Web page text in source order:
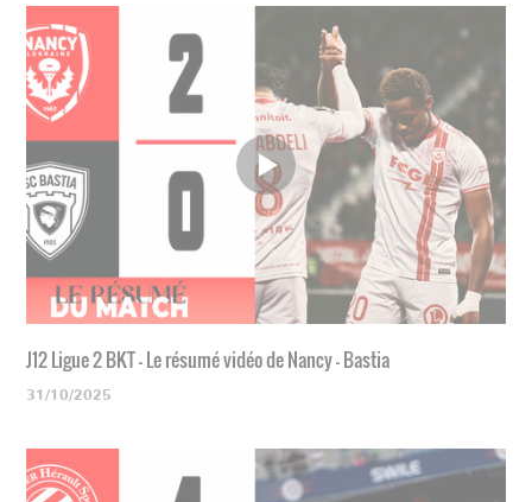
J12 Ligue 2 BKT - Le résumé vidéo de Nancy - Bastia
31/10/2025